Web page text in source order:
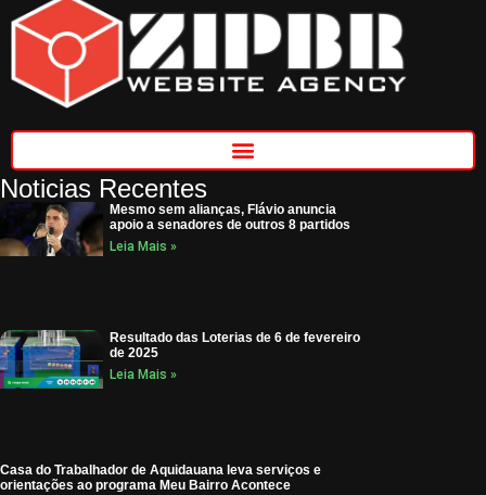
Noticias Recentes
Mesmo sem alianças, Flávio anuncia
apoio a senadores de outros 8 partidos
Leia Mais »
Resultado das Loterias de 6 de fevereiro
de 2025
Leia Mais »
Casa do Trabalhador de Aquidauana leva serviços e
orientações ao programa Meu Bairro Acontece